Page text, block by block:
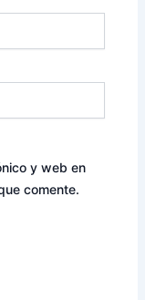
y web en
comente.